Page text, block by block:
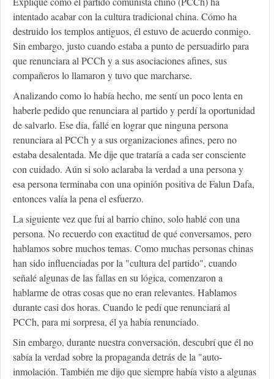
intentado acabar con la cultura tradicional china. Cómo ha
destruido los templos antiguos, él estuvo de acuerdo conmigo.
Sin embargo, justo cuando estaba a punto de persuadirlo para
que renunciara al PCCh y a sus asociaciones afines, sus
compañeros lo llamaron y tuvo que marcharse.
Analizando como lo había hecho, me sentí un poco lenta en
haberle pedido que renunciara al partido y perdí la oportunidad
de salvarlo. Ese día, fallé en lograr que ninguna persona
renunciara al PCCh y a sus organizaciones afines, pero no
estaba desalentada. Me dije que trataría a cada ser consciente
con cuidado. Aún si solo aclaraba la verdad a una persona y
esa persona terminaba con una opinión positiva de Falun Dafa,
entonces valía la pena el esfuerzo.
La siguiente vez que fui al barrio chino, solo hablé con una
persona. No recuerdo con exactitud de qué conversamos, pero
hablamos sobre muchos temas. Como muchas personas chinas
han sido influenciadas por la "cultura del partido", cuando
señalé algunas de las fallas en su lógica, comenzaron a
hablarme de otras cosas que no eran relevantes. Hablamos
durante casi dos horas. Cuando le pedí que renunciará al
PCCh, para mi sorpresa, él ya había renunciado.
Sin embargo, durante nuestra conversación, descubrí que él no
sabía la verdad sobre la propaganda detrás de la "auto-
inmolación. También me dijo que siempre había visto a algunas